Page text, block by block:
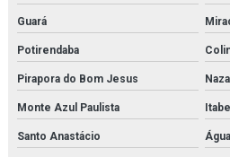
Guará
Potirendaba
Pirapora do Bom Jesus
Monte Azul Paulista
Santo Anastácio